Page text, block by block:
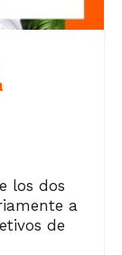
los dos
a
de